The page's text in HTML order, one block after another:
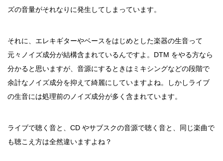
ズの音量がそれなりに発生してしまっています。
それに、エレキギターやベースをはじめとした楽器の生音って
元々ノイズ成分が結構含まれているんですよ。DTM をやる方なら
分かると思いますが、音源にするときはミキシングなどの段階で
余計なノイズ成分を抑えて綺麗にしていますよね。しかしライブ
の生音には処理前のノイズ成分が多く含まれています。
ライブで聴く音と、CD やサブスクの音源で聴く音と、同じ楽曲で
も聴こえ方は全然違いますよね？